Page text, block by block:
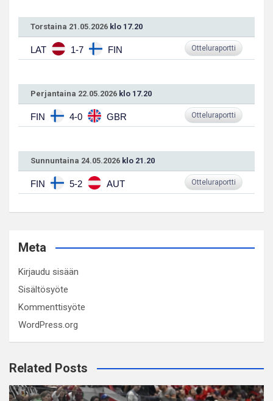
Torstaina 21.05.2026 klo 17.20
LAT 1-7 FIN Otteluraportti
Perjantaina 22.05.2026 klo 17.20
FIN 4-0 GBR Otteluraportti
Sunnuntaina 24.05.2026 klo 21.20
FIN 5-2 AUT Otteluraportti
Meta
Kirjaudu sisään
Sisältösyöte
Kommenttisyöte
WordPress.org
Related Posts